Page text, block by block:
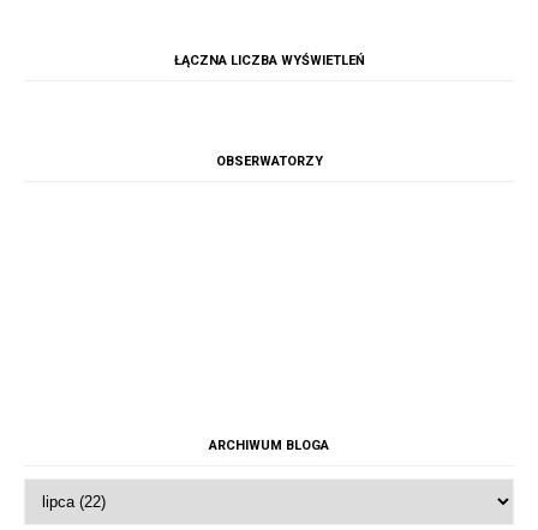
ŁĄCZNA LICZBA WYŚWIETLEŃ
OBSERWATORZY
ARCHIWUM BLOGA